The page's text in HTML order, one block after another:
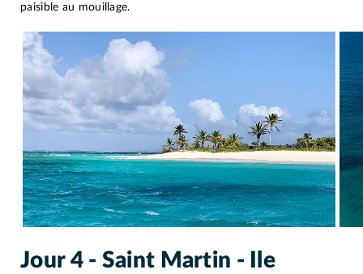
paisible au mouillage.
Jour 4 - Saint Martin - Ile